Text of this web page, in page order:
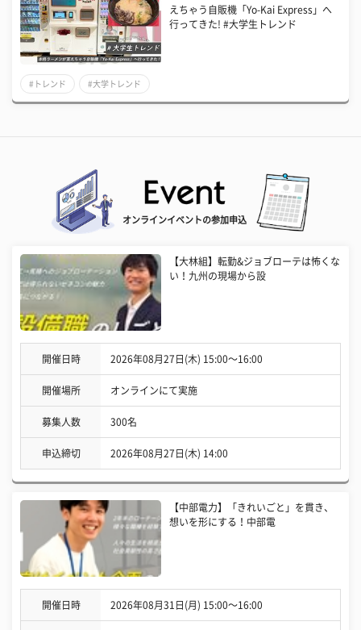
えちゃう自販機「Yo-Kai Express」へ
行ってきた! #大学生トレンド
#トレンド #大学トレンド
オンラインイベントの参加申込
【大林組】転勤&ジョブローテは怖くな
い！九州の現場から設
開催日時 2026年08月27日(木) 15:00〜16:00
開催場所 オンラインにて実施
募集人数 300名
申込締切 2026年08月27日(木) 14:00
【中部電力】「きれいごと」を貫き、
想いを形にする！中部電
開催日時 2026年08月31日(月) 15:00〜16:00